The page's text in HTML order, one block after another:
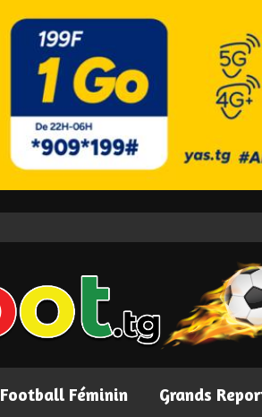
Football Féminin Grands